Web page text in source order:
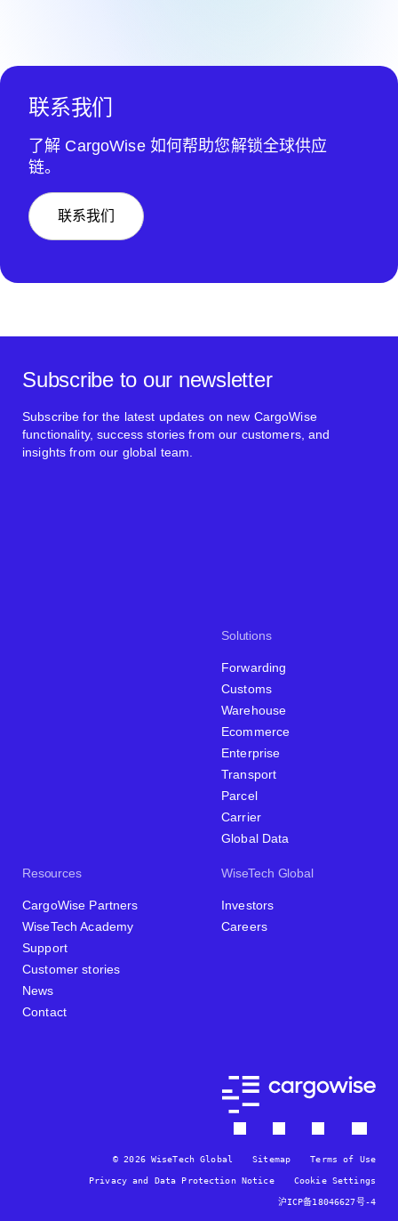
联系我们
了解 CargoWise 如何帮助您解锁全球供应
链。
联系我们
Solutions
Forwarding
Customs
Warehouse
Ecommerce
Enterprise
Transport
Parcel
Carrier
Global Data
Resources
CargoWise Partners
WiseTech Academy
Support
Customer stories
News
Contact
WiseTech Global
Investors
Careers
Subscribe to our newsletter
Subscribe for the latest updates on new CargoWise
functionality, success stories from our customers, and
insights from our global team.
© 2026 WiseTech Global Sitemap Terms of Use
Privacy and Data Protection Notice Cookie Settings
沪ICP备18046627号-4